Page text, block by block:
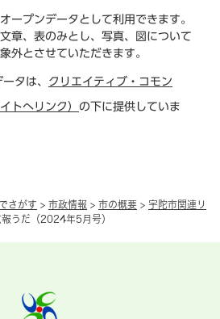
さがす > 市政情報 > 市の概要 > 宇陀市関連リ
報うだ（2024年5月号）
ープンデータとして利用できます。
章、表のみとし、写真、図について
外とさせていただきます。
タは、 クリエイティブ・コモン
トへリンク） の下に提供していま